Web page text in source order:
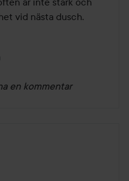
vid nästa dusch.
en kommentar
år